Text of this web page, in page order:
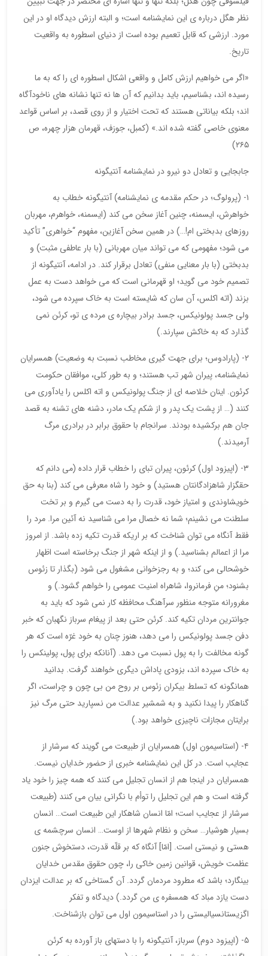
نظر هگل درباره ی این نمایشنامه است؛ و البته ارزش دیدگاه او در این
مورد. ارزشی که قابل تعمیم بوده است از دنیای اسطوره به واقعیت
تاریخ.
«اگر می خواهیم ارزش کامل و واقعی اشکال اسطوره ای را که به ما
رسیده اند، بشناسیم، باید بدانیم که آن ها نه تنها نشانه های ناخودآگاه
اند؛ بلکه بیاناتی هستند که تحت اختیار و از روی قصد، بر اساس قواعد
معنوی خاصی گفته شده اند.» (کمبل، جوزف، قهرمان هزار چهره، ص
۲۶۵)
جابجایی و تعادل دو نیرو در نمایشنامه آنتیگونه
۱- (پرولوگ؛ در حکم مقدمه ی نمایشنامه) آنتیگونه خطاب به
خواهرش، ایسمنه، چنین آغاز سخن می کند (ایسمنه، خواهرم، مهربان
روزهای بدبختی ام!…) در همین سخن آغازین، مفهوم “خواهری” تأکید
می شود؛ مفهومی که می تواند میان مهربانی (با بار عاطفی مثبت) و
بدبختی (با بار معنایی منفی) تعادل برقرار کند. در ادامه، آنتیگونه از
تصمیم خود می گوید؛ او قهرمانی است که می خواهد دست به عمل
بزند (اته اکلس، آن سان که شایسته است به خاک سپرده می شود،
ولی جسد پولونیکس، جسد برادر بیچاره ی مرده ی تو، کرئن نمی
گذارد که به خاکش سپارند.)
۲- (پارادوس؛ برای جهت گیری مخاطب نسبت به وضعیت) همسرایان
نمایشنامه، پیران شهر تب هستند؛ و به طور کلی، موافقان حکومت
کرئون. اینان خلاصه ای از جنگ پولونیکس و اته اکلس را یادآوری می
کنند (… از پشت یک پدر و از شکم یک مادر، دشنه های تشنه به قصد
جان هم برکشیده بودند. سرانجام با حقوق برابر در برادری مرگ
آرمیدند.)
۳- (اپیزود اول) کرئون، پیران تبای را خطاب قرار داده (می دانم که
حقگزار شاهزادگانتان هستید) و خود را شاه معرفی می کند (بنا به حق
خویشاوندی و امتیاز خود، قدرت را به دست می گیرم و بر تخت
سلطنت می نشینم؛ شما نه خصال مرا می شناسید نه آئین مرا. مرد را
فقط آنگاه می توان شناخت که بر اریکه قدرت تکیه زده باشد. از امروز
مرا از اعمالم بشناسید.) و از اینکه شهر از جنگ برخاسته است اظهار
خوشحالی می کند؛ و به رجزخوانی مشغول می شود (بگذار تا زئوس
بشنود؛ منِ فرمانروا، شاهراه امنیت عمومی را خواهم گشود.) و
مغرورانه متوجه منظور سرآهنگ محافظه کار نمی شود که باید به
جوانترین مردان تکیه کند. کرئن حتی بعد از پیغام سرباز نگهبان که خبر
دفن جسد پولونیکس را می دهد، هنوز چنان به خود غرّه است که هر
گونه مخالفت را به پول نسبت می دهد. (آنانکه برای پول، پولینکس را
به خاک سپرده اند، بزودی پاداش دیگری خواهند گرفت. بدانید
همانگونه که تسلط بیکران زئوس بر روح من بی چون و چراست، اگر
گناهکار را پیدا نکنید و به شمشیر عدالت من نسپارید حتی مرگ نیز
برایتان مجازات ناچیزی خواهد بود.)
۴- (استاسیمون اول) همسرایان از طبیعت می گویند که سرشار از
عجایب است. در کل این نمایشنامه خبری از حضور خدایان نیست.
همسرایان در اینجا هم از انسان تجلیل می کنند که همه چیز را خود یاد
گرفته است و هم این تجلیل را توأم با نگرانی بیان می کنند (طبیعت
سرشار از عجایب است؛ امّا انسان شاهکار این طبیعت است… انسان
بسیار هوشیار… سخن و نظام شهرها از اوست… انسان سرچشمه ی
هستی و نیستی است. [امّا] آنگاه که بر قلّه قدرت، دستخوش جنون
عظمت خویش، قوانین زمین خاکی را، چون حقوق مقدس خدایان
بینگارد؛ باشد که مطرود مردمان گردد. آن گستاخی که بر عدالت ایزدان
دست یازد مباد که همسفره ی من گردد.) دیدگاه و تفکر
اگزیستانسیالیستی را در استاسیمون اول می توان بازشناخت.
۵- (اپیزود دوم) سرباز، آنتیگونه را با دستهای باز آورده به کرئن